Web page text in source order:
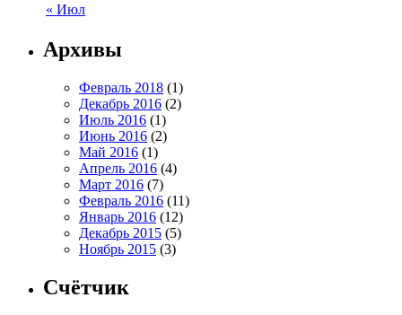
« Июл
Архивы
Февраль 2018 (1)
Декабрь 2016 (2)
Июль 2016 (1)
Июнь 2016 (2)
Май 2016 (1)
Апрель 2016 (4)
Март 2016 (7)
Февраль 2016 (11)
Январь 2016 (12)
Декабрь 2015 (5)
Ноябрь 2015 (3)
Счётчик